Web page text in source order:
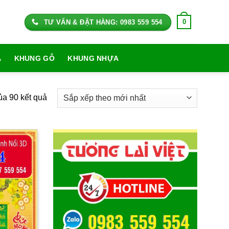
TƯ VẤN & ĐẶT HÀNG: 0983 559 554 0
KHUNG GỖ KHUNG NHỰA
90 kết quảĐã
sắp
theo
mới